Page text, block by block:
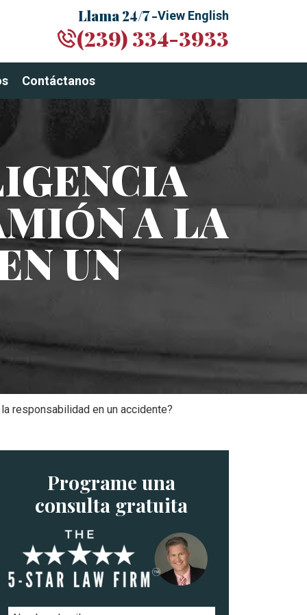
Llama 24/7 -View English
(239) 334-3933
Contáctanos
A LA
UN
responsabilidad en un accidente?
Programe una
consulta gratuita
N